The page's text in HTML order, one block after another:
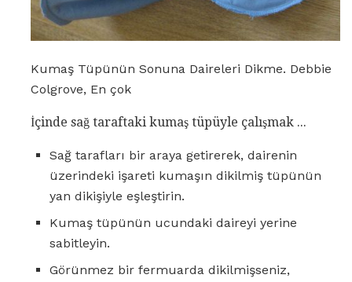
Kumaş Tüpünün Sonuna Daireleri Dikme. Debbie
Colgrove, En çok
İçinde sağ taraftaki kumaş tüpüyle çalışmak ...
Sağ tarafları bir araya getirerek, dairenin
üzerindeki işareti kumaşın dikilmiş tüpünün
yan dikişiyle eşleştirin.
Kumaş tüpünün ucundaki daireyi yerine
sabitleyin.
Görünmez bir fermuarda dikilmişseniz,